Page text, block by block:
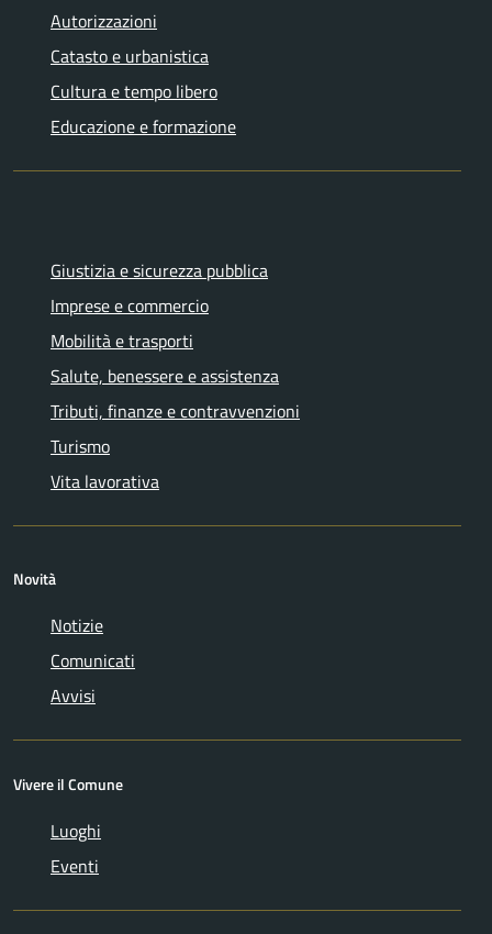
Autorizzazioni
Catasto e urbanistica
Cultura e tempo libero
Educazione e formazione
Giustizia e sicurezza pubblica
Imprese e commercio
Mobilità e trasporti
Salute, benessere e assistenza
Tributi, finanze e contravvenzioni
Turismo
Vita lavorativa
Novità
Notizie
Comunicati
Avvisi
Vivere il Comune
Luoghi
Eventi